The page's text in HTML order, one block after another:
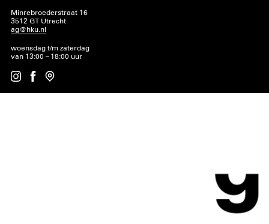
Minrebroederstraat 16
3512 GT Utrecht
ag@hku.nl
woensdag t/m zaterdag
van 13:00 – 18:00 uur